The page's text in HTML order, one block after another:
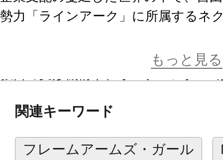
勢力「ラインアーク」に所属するネ
形」なデザインのホワイト・グリン
今回、背部のロケットブースタであ
しい仕様での商品化になります。
もっと見る
関連キーワード
フレームアームズ・ガール